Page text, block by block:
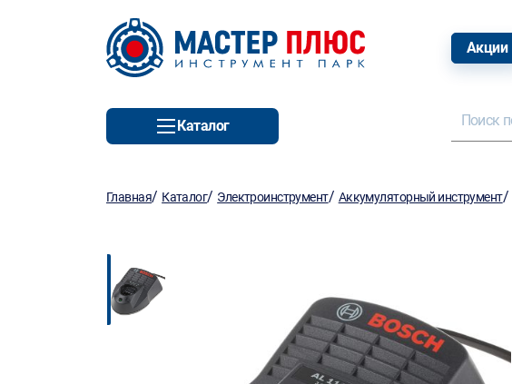
Акции
Каталог
Главная/ Каталог/ Электроинструмент/ Аккумуляторный инструмент/